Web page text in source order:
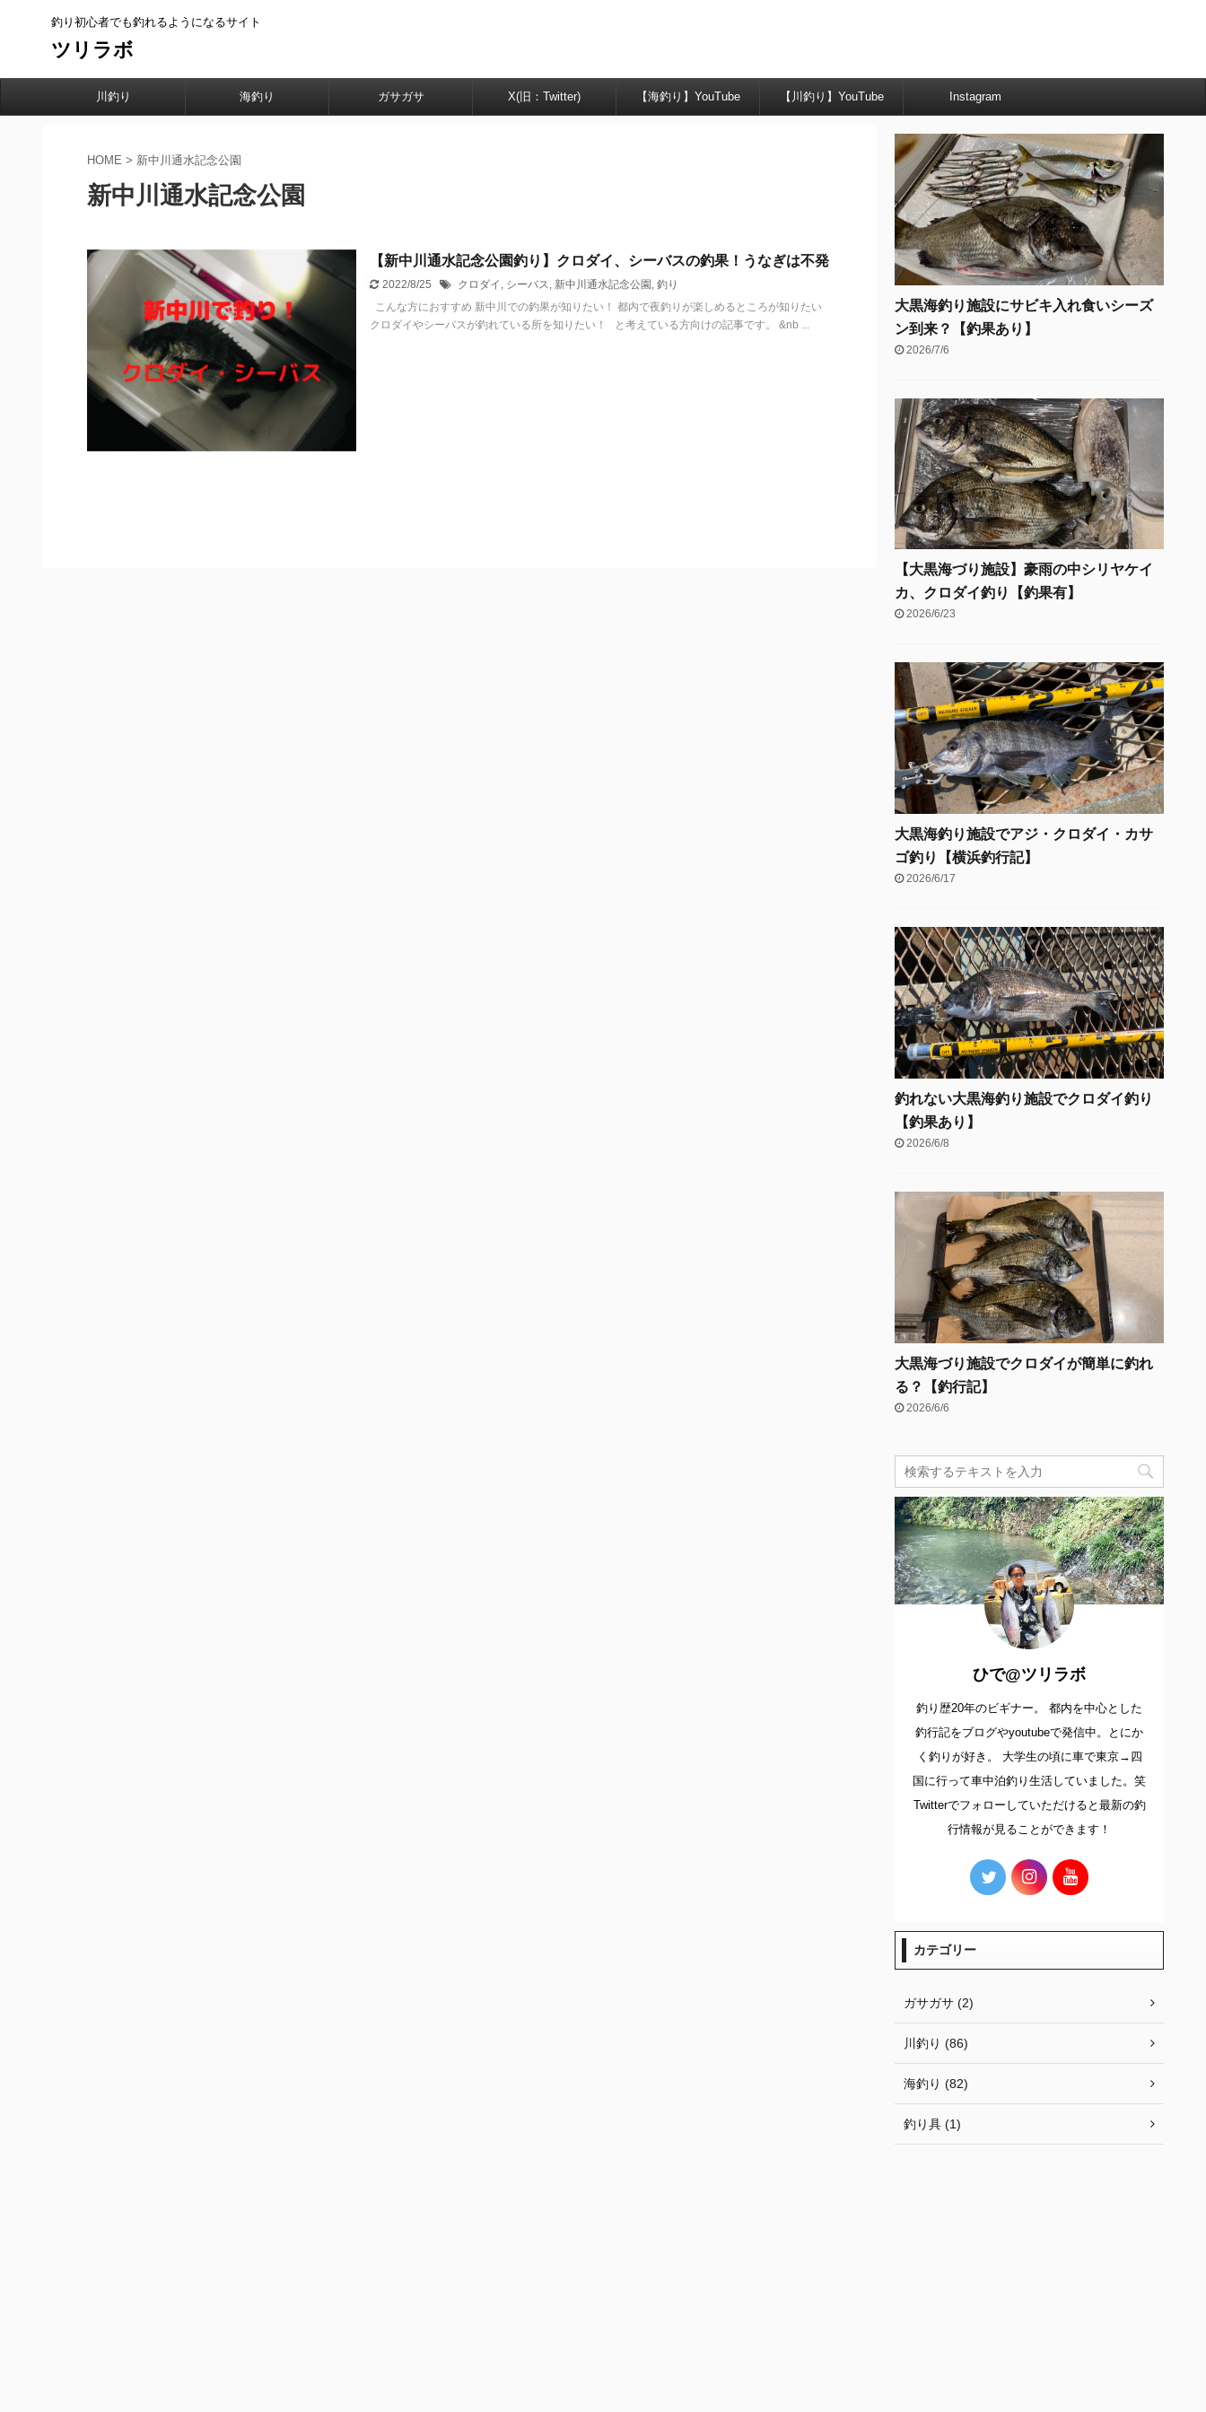
釣り初心者でも釣れるようになるサイト
ツリラボ
川釣り 海釣り ガサガサ X(旧：Twitter) 【海釣り】YouTube 【川釣り】YouTube Instagram
HOME > 新中川通水記念公園
新中川通水記念公園
【新中川通水記念公園釣り】クロダイ、シーバスの釣果！うなぎは不発
2022/8/25 クロダイ , シーバス, 新中川通水記念公園 , 釣り
こんな方におすすめ 新中川での釣果が知りたい！ 都内で夜釣りが楽しめるところが知りたい
クロダイやシーバスが釣れている所を知りたい！ と考えている方向けの記事です。 &nb ...
大黒海釣り施設にサビキ入れ食いシーズ
ン到来？【釣果あり】
2026/7/6
【大黒海づり施設】豪雨の中シリヤケイ
カ、クロダイ釣り【釣果有】
2026/6/23
大黒海釣り施設でアジ・クロダイ・カサ
ゴ釣り【横浜釣行記】
2026/6/17
釣れない大黒海釣り施設でクロダイ釣り
【釣果あり】
2026/6/8
大黒海づり施設でクロダイが簡単に釣れ
る？【釣行記】
2026/6/6
ひで@ツリラボ
釣り歴20年のビギナー。 都内を中心とした
釣行記をブログやyoutubeで発信中。とにか
く釣りが好き。 大学生の頃に車で東京→四
国に行って車中泊釣り生活していました。笑
Twitterでフォローしていただけると最新の釣
行情報が見ることができます！
カテゴリー
ガサガサ (2)
川釣り (86)
海釣り (82)
釣り具 (1)